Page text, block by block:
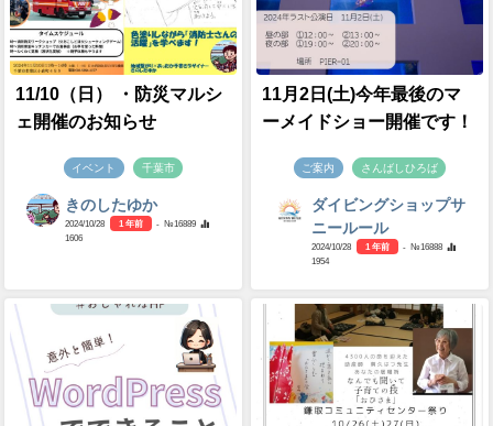
11/10（日） ・防災マルシ
ェ開催のお知らせ
イベント 千葉市
きのしたゆか
2024/10/28 1 年前
- №16889
1606
11月2日(土)今年最後のマ
ーメイドショー開催です！
ご案内 さんばしひろば
ダイビングショップサ
ニールール
2024/10/28 1 年前
- №16888
1954